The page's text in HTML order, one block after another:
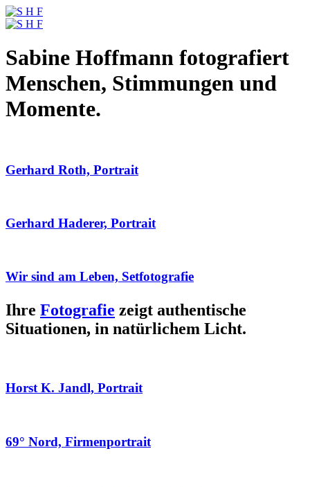
Sabine Hoffmann fotografiert
Menschen, Stimmungen und
Momente.
Gerhard Roth, Portrait
Gerhard Haderer, Portrait
Wir sind am Leben, Setfotografie
Ihre Fotografie zeigt authentische
Situationen, in natürlichem Licht.
Horst K. Jandl, Portrait
69° Nord, Firmenportrait